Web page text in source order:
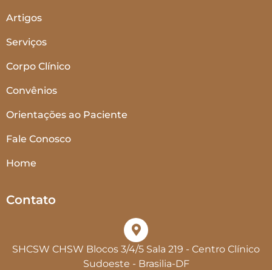
Artigos
Serviços
Corpo Clínico
Convênios
Orientações ao Paciente
Fale Conosco
Home
Contato
SHCSW CHSW Blocos 3/4/5 Sala 219 - Centro Clínico
Sudoeste - Brasilia-DF